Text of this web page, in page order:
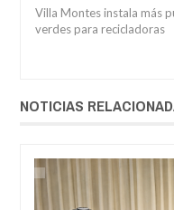
Villa Montes instala más
verdes para recicladoras
NOTICIAS